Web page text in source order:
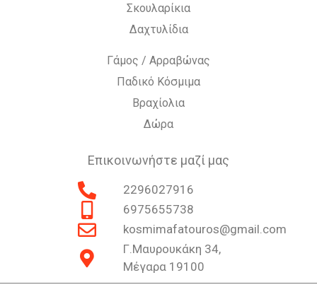
Σκουλαρίκια
Δαχτυλίδια
Γάμος / Αρραβώνας
Παδικό Κόσμιμα
Βραχίολια
Δώρα
Επικοινωνήστε μαζί μας
2296027916
6975655738
kosmimafatouros@gmail.com
Γ.Μαυρουκάκη 34,
Μέγαρα 19100